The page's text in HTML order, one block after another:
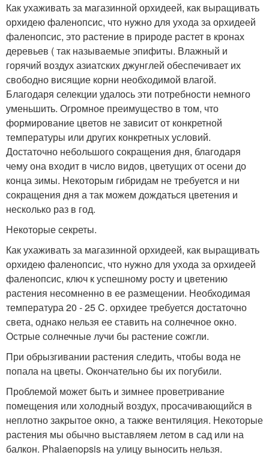
Как ухаживать за магазинной орхидеей, как выращивать
орхидею фаленопсис, что нужно для ухода за орхидеей
фаленопсис, это растение в природе растет в кронах
деревьев ( так называемые эпифиты. Влажный и
горячий воздух азиатских джунглей обеспечивает их
свободно висящие корни необходимой влагой.
Благодаря селекции удалось эти потребности немного
уменьшить. Огромное преимущество в том, что
формирование цветов не зависит от конкретной
температуры или других конкретных условий.
Достаточно небольшого сокращения дня, благодаря
чему она входит в число видов, цветущих от осени до
конца зимы. Некоторым гибридам не требуется и ни
сокращения дня а так можем дождаться цветения и
несколько раз в год.
Некоторые секреты.
Как ухаживать за магазинной орхидеей, как выращивать
орхидею фаленопсис, что нужно для ухода за орхидеей
фаленопсис, ключ к успешному росту и цветению
растения несомненно в ее размещении. Необходимая
температура 20 - 25 C. орхидее требуется достаточно
света, однако нельзя ее ставить на солнечное окно.
Острые солнечные лучи бы растение сожгли.
При обрызгивании растения следить, чтобы вода не
попала на цветы. Окончательно бы их погубили.
Проблемой может быть и зимнее проветривание
помещения или холодный воздух, просачивающийся в
неплотно закрытое окно, а также вентиляция. Некоторые
растения мы обычно выставляем летом в сад или на
балкон. Phalaenopsis на улицу выносить нельзя.